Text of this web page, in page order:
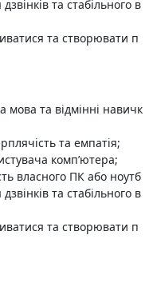
та стабільного в
та створювати п
мова та відмінні навичк
та емпатія;
комп’ютера;
власного ПК або ноутб
та стабільного в
та створювати п